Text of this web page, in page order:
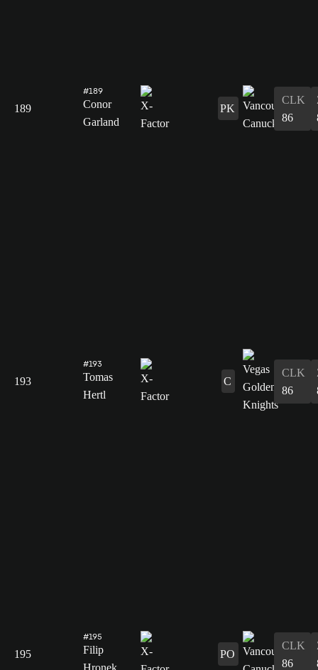
189
#189
Conor
Garland
PK
CLK
86
193
#193
Tomas
Hertl
C
CLK
86
195
#195
Filip
Hronek
PO
CLK
86